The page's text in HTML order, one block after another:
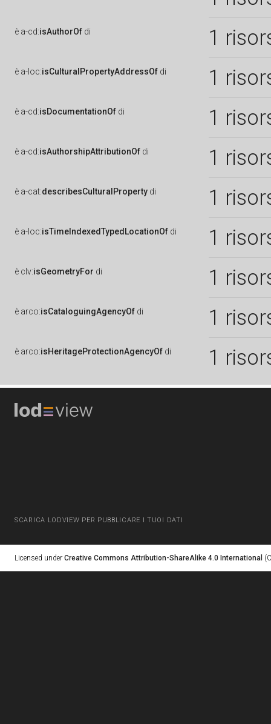
è a-cd:isAuthorOf di 1
è a-loc:isCulturalPropertyAddressOf di 1
è a-cd:isDocumentationOf di 1
è a-cd:isAuthorshipAttributionOf di 1
è a-cat:describesCulturalProperty di 1
è a-loc:isTimeIndexedTypedLocationOf di 1
è clv:isGeometryFor di 1
è arco:isCataloguingAgencyOf di 1
è arco:isHeritageProtectionAgencyOf di 1
SCARICA LODVIEW PER PUBBLICARE I TUOI DATI
Licensed under Creative Commons Attribution-ShareAlike 4.0 International